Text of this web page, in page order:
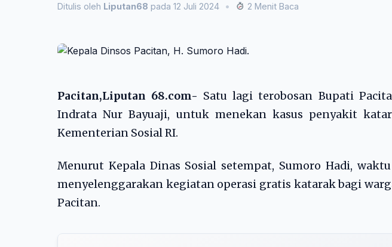
Ditulis oleh Liputan68 pada 12 Juli 2024 • 2 Menit Baca
Pacitan,Liputan 68.com- Satu lagi terobosan Bupati
Indrata Nur Bayuaji, untuk menekan kasus penyakit
Kementerian Sosial RI.
Menurut Kepala Dinas Sosial setempat, Sumoro Hadi,
menyelenggarakan kegiatan operasi gratis katarak bagi
Pacitan.